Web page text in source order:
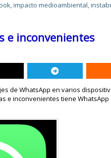
,impacto medioambiental,
e inconvenientes
de WhatsApp en varios
e inconvenientes tiene WhatsApp